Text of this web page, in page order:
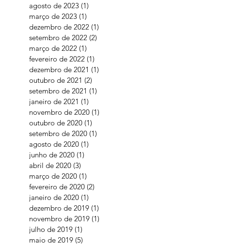
agosto de 2023 (1)
março de 2023 (1)
dezembro de 2022 (1)
setembro de 2022 (2)
março de 2022 (1)
fevereiro de 2022 (1)
dezembro de 2021 (1)
outubro de 2021 (2)
setembro de 2021 (1)
janeiro de 2021 (1)
novembro de 2020 (1)
outubro de 2020 (1)
setembro de 2020 (1)
agosto de 2020 (1)
junho de 2020 (1)
abril de 2020 (3)
março de 2020 (1)
fevereiro de 2020 (2)
janeiro de 2020 (1)
dezembro de 2019 (1)
novembro de 2019 (1)
julho de 2019 (1)
maio de 2019 (5)